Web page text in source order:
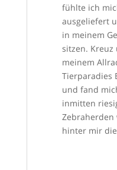
fühlte ich
ausgeliefert
in meinem
sitzen.
meinem
Tierparadies
und fand
inmitten
Zebraherden
hinter mir